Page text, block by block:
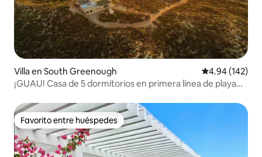
Villa en South Greenough Calificación
4.94 (142)
¡GUAU! Casa de 5 dormitorios en primera línea de playa
Favorito entre huéspedes
Favorito entre huéspedes